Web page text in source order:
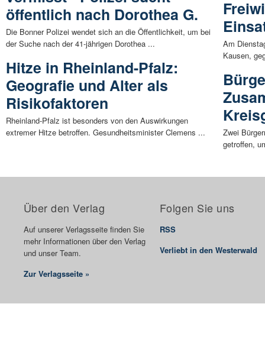
öffentlich nach Dorothea G.
Die Bonner Polizei wendet sich an die Öffentlichkeit, um bei
der Suche nach der 41-jährigen Dorothea ...
Hitze in Rheinland-Pfalz:
Geografie und Alter als
Risikofaktoren
Rheinland-Pfalz ist besonders von den Auswirkungen
extremer Hitze betroffen. Gesundheitsminister Clemens ...
Am
Kausen,
Zwei
getroffen,
Über den Verlag
Auf unserer Verlagsseite finden Sie
mehr Informationen über den Verlag
und unser Team.
Zur Verlagsseite »
Folgen Sie uns
RSS
Verliebt in den Westerwald